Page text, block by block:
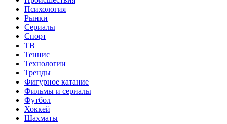
Психология
Рынки
Сериалы
Спорт
ТВ
Теннис
Технологии
Тренды
Фигурное катание
Фильмы и сериалы
Футбол
Хоккей
Шахматы